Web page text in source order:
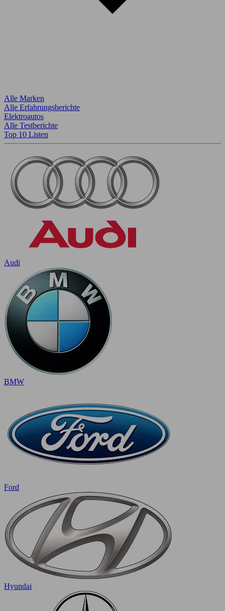
Alle Marken
Alle Erfahrungsberichte
Elektroautos
Alle Testberichte
Top 10 Listen
Audi
BMW
Ford
Hyundai